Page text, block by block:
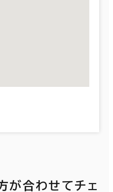
が合わせてチェ